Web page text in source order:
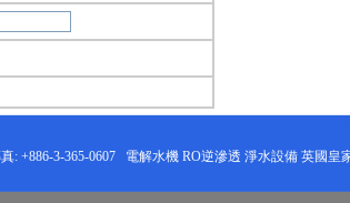
: +886-3-365-0607 電解水機 RO逆滲透 淨水設備 英國皇